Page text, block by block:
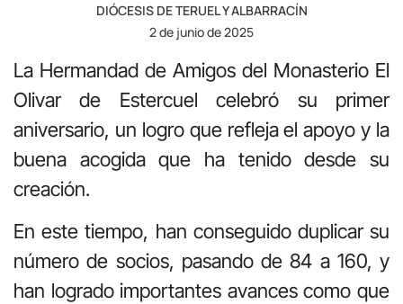
DIÓCESIS DE TERUEL Y ALBARRACÍN
2 de junio de 2025
La Hermandad de Amigos del Monasterio El
Olivar de Estercuel celebró su primer
aniversario, un logro que refleja el apoyo y la
buena acogida que ha tenido desde su
creación.
En este tiempo, han conseguido duplicar su
número de socios, pasando de 84 a 160, y
han logrado importantes avances como que